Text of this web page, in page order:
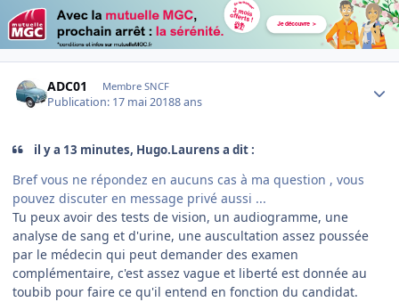
ADC01 Membre SNCF
Publication: 17 mai 20188 ans
il y a 13 minutes, Hugo.Laurens a dit :
Bref vous ne répondez en aucuns cas à ma question , vous
pouvez discuter en message privé aussi ...
Tu peux avoir des tests de vision, un audiogramme, une
analyse de sang et d'urine, une auscultation assez poussée
par le médecin qui peut demander des examen
complémentaire, c'est assez vague et liberté est donnée au
toubib pour faire ce qu'il entend en fonction du candidat.